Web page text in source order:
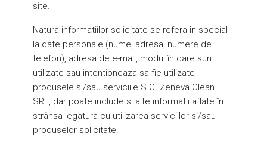
site.
Natura informatiilor solicitate se refera în special
la date personale (nume, adresa, numere de
telefon), adresa de e-mail, modul în care sunt
utilizate sau intentioneaza sa fie utilizate
produsele si/sau serviciile S.C. Zeneva Clean
SRL, dar poate include si alte informatii aflate în
strânsa legatura cu utilizarea serviciilor si/sau
produselor solicitate.